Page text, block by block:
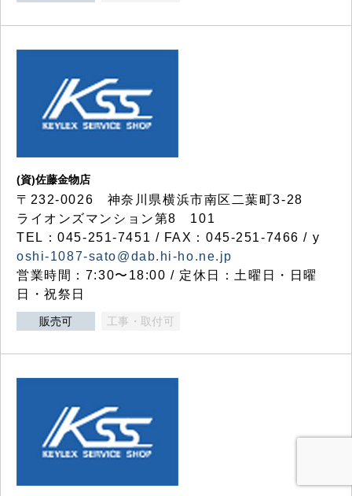
(資)佐藤金物店
〒232-0026 神奈川県横浜市南区二葉町3-28
ライオンズマンション第8 101
TEL：045-251-7451 / FAX：045-251-7466 / y
oshi-1087-sato@dab.hi-ho.ne.jp
営業時間：7:30〜18:00 / 定休日：土曜日・日曜
日・祝祭日
販売可 工事・取付可